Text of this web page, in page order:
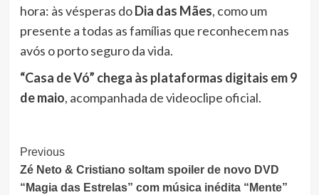
hora: às vésperas doDia das Mães, como um
presente a todas as famílias que reconhecem nas
avós o porto seguro da vida.
“Casa de Vó” chega às plataformas digitais em 9
de maio, acompanhada de videoclipe oficial.
Post
Navigation
Previous
Zé Neto & Cristiano soltam spoiler de novo DVD
“Magia das Estrelas” com música inédita “Mente”